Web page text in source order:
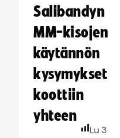
Salibandyn
MM-kisojen
käytännön
kysymykset
koottiin
yhteen
Lu 3